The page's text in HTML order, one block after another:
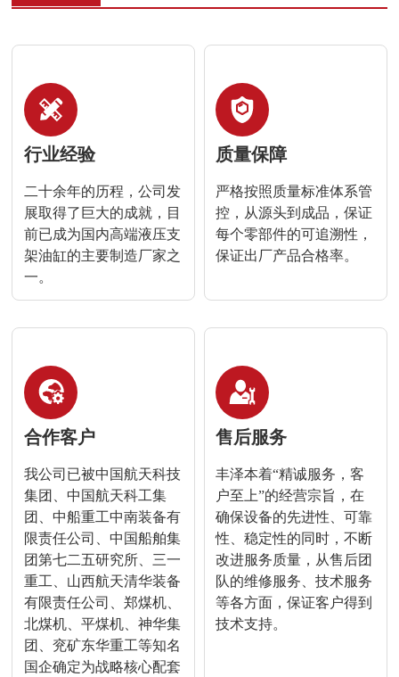
行业经验
二十余年的历程，公司发
展取得了巨大的成就，目
前已成为国内高端液压支
架油缸的主要制造厂家之
一。
质量保障
严格按照质量标准体系管
控，从源头到成品，保证
每个零部件的可追溯性，
保证出厂产品合格率。
合作客户
我公司已被中国航天科技
集团、中国航天科工集
团、中船重工中南装备有
限责任公司、中国船舶集
团第七二五研究所、三一
重工、山西航天清华装备
有限责任公司、郑煤机、
北煤机、平煤机、神华集
团、兖矿东华重工等知名
国企确定为战略核心配套
售后服务
丰泽本着“精诚服务，客
户至上”的经营宗旨，在
确保设备的先进性、可靠
性、稳定性的同时，不断
改进服务质量，从售后团
队的维修服务、技术服务
等各方面，保证客户得到
技术支持。